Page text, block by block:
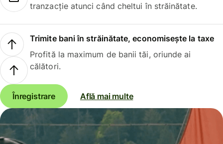
tranzacție atunci când cheltui în străinătate.
Trimite bani în străinătate, economisește la taxe
Profită la maximum de banii tăi, oriunde ai
călători.
Înregistrare Află mai multe